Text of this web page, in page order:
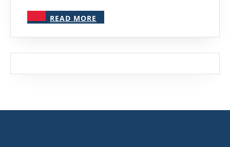
Particuliers
READ MORE
MORE